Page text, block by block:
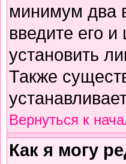
минимум два
введите его
установить
Также
Вернуться к
Как я могу